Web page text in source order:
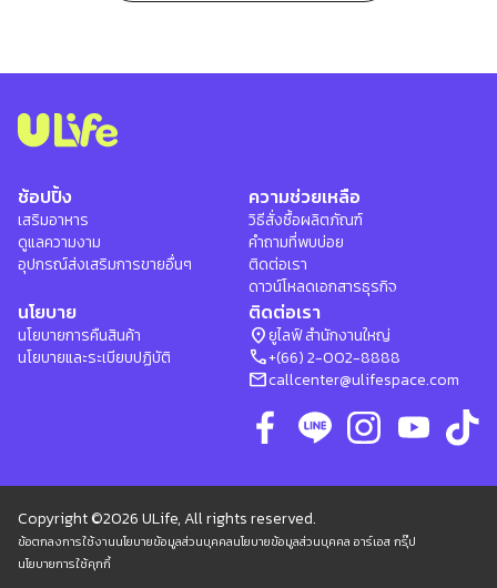
ช้อปปิ้ง
เสริมอาหาร
ดูแลความงาม
อุปกรณ์ส่งเสริมการขายอื่นๆ
ความช่วยเหลือ
วิธีสั่งซื้อผลิตภัณฑ์
คำถามที่พบบ่อย
ติดต่อเรา
ดาวน์โหลดเอกสารธุรกิจ
นโยบาย
นโยบายการคืนสินค้า
นโยบายและระเบียบปฏิบัติ
ติดต่อเรา
location_onยูไลฟ์ สำนักงานใหญ่
phone+(66) 2-002-8888
mailcallcenter@ulifespace.com
Copyright ©2026 ULife, All rights reserved.
ข้อตกลงการใช้งานนโยบายข้อมูลส่วนบุคคลนโยบายข้อมูลส่วนบุคคล อาร์เอส กรุ๊ป
นโยบายการใช้คุกกี้